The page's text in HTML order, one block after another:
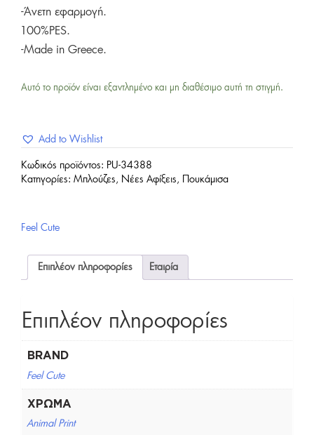
-Άνετη εφαρμογή.
100%PES.
-Made in Greece.
Αυτό το προϊόν είναι εξαντλημένο και μη διαθέσιμο αυτή τη στιγμή.
Add to Wishlist
Κωδικός προϊόντος: PU-34388
Κατηγορίες: Μπλούζες , Νέες Αφίξεις , Πουκάμισα
Feel Cute
Επιπλέον πληροφορίες Εταιρία
Επιπλέον πληροφορίες
BRAND
Feel Cute
ΧΡΏΜΑ
Animal Print